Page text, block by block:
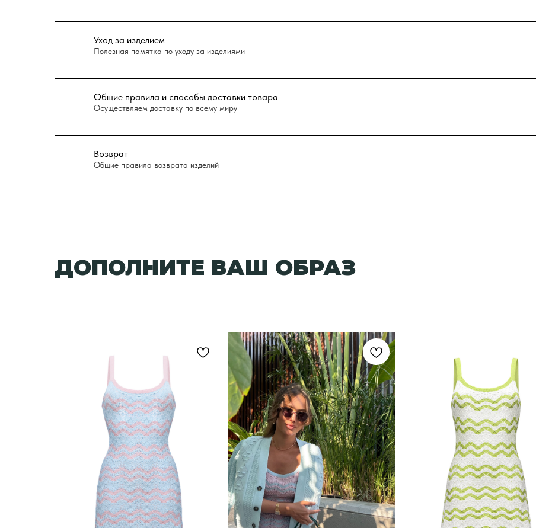
Уход за изделием
Полезная памятка по уходу за изделиями
Общие правила и способы доставки товара
Осуществляем доставку по всему миру
Возврат
Общие правила возврата изделий
ДОПОЛНИТЕ ВАШ ОБРАЗ